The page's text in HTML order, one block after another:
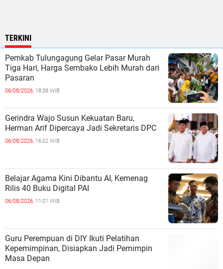
TERKINI
Pemkab Tulungagung Gelar Pasar Murah
Tiga Hari, Harga Sembako Lebih Murah dari
Pasaran
06/08/2026, 18:38 WIB
Gerindra Wajo Susun Kekuatan Baru,
Herman Arif Dipercaya Jadi Sekretaris DPC
06/08/2026, 16:02 WIB
Belajar Agama Kini Dibantu AI, Kemenag
Rilis 40 Buku Digital PAI
06/08/2026, 11:01 WIB
Guru Perempuan di DIY Ikuti Pelatihan
Kepemimpinan, Disiapkan Jadi Pemimpin
Masa Depan